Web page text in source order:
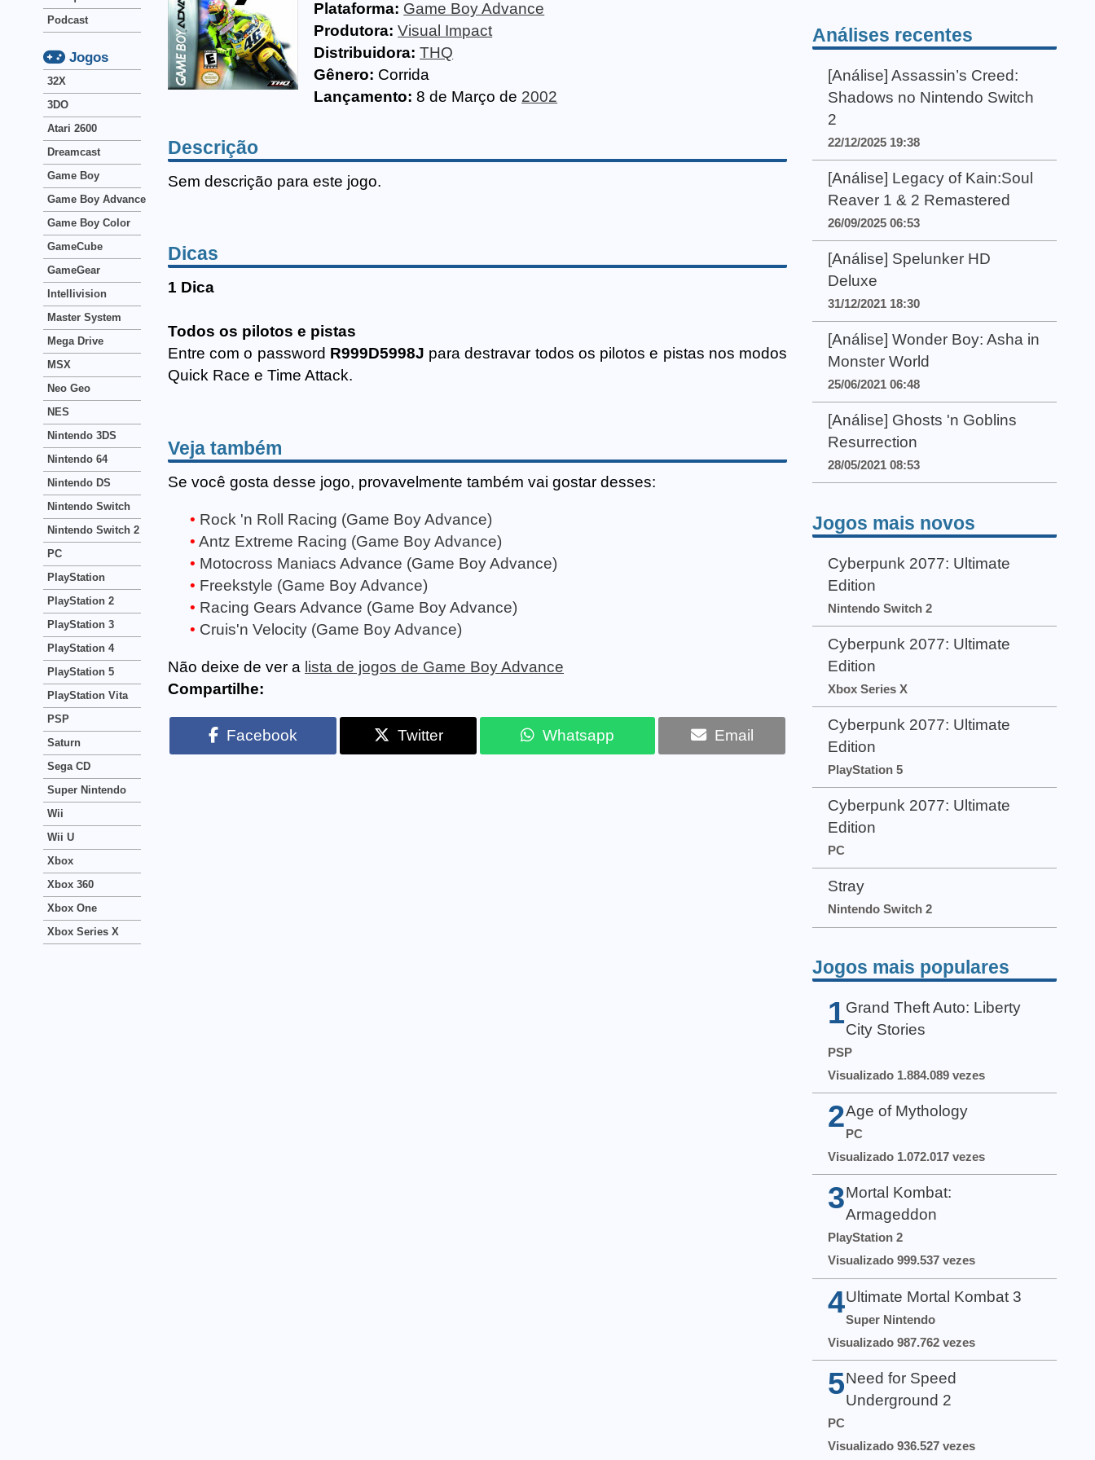
Plataforma: Game Boy Advance
Produtora: Visual Impact
Distribuidora: THQ
Gênero: Corrida
Lançamento: 8 de Março de 2002
Descrição
Sem descrição para este jogo.
Dicas
1 Dica
Todos os pilotos e pistas
Entre com o password R999D5998J para destravar todos os pilotos e pistas nos modos
Quick Race e Time Attack.
Veja também
Se você gosta desse jogo, provavelmente também vai gostar desses:
Rock 'n Roll Racing (Game Boy Advance)
Antz Extreme Racing (Game Boy Advance)
Motocross Maniacs Advance (Game Boy Advance)
Freekstyle (Game Boy Advance)
Racing Gears Advance (Game Boy Advance)
Cruis'n Velocity (Game Boy Advance)
Não deixe de ver a lista de jogos de Game Boy Advance
Compartilhe:
Facebook Twitter Whatsapp Email
Podcast
Jogos
32X
3DO
Atari 2600
Dreamcast
Game Boy
Game Boy Advance
Game Boy Color
GameCube
GameGear
Intellivision
Master System
Mega Drive
MSX
Neo Geo
NES
Nintendo 3DS
Nintendo 64
Nintendo DS
Nintendo Switch
Nintendo Switch 2
PC
PlayStation
PlayStation 2
PlayStation 3
PlayStation 4
PlayStation 5
PlayStation Vita
PSP
Saturn
Sega CD
Super Nintendo
Wii
Wii U
Xbox
Xbox 360
Xbox One
Xbox Series X
Análises recentes
[Análise] Assassin’s Creed:
Shadows no Nintendo Switch
2
22/12/2025 19:38
[Análise] Legacy of Kain:Soul
Reaver 1 & 2 Remastered
26/09/2025 06:53
[Análise] Spelunker HD
Deluxe
31/12/2021 18:30
[Análise] Wonder Boy: Asha in
Monster World
25/06/2021 06:48
[Análise] Ghosts 'n Goblins
Resurrection
28/05/2021 08:53
Jogos mais novos
Cyberpunk 2077: Ultimate
Edition
Nintendo Switch 2
Cyberpunk 2077: Ultimate
Edition
Xbox Series X
Cyberpunk 2077: Ultimate
Edition
PlayStation 5
Cyberpunk 2077: Ultimate
Edition
PC
Stray
Nintendo Switch 2
Jogos mais populares
1 Grand Theft Auto: Liberty
City Stories
PSP
Visualizado 1.884.089 vezes
2Age of Mythology
PC
Visualizado 1.072.017 vezes
3 Mortal Kombat:
Armageddon
PlayStation 2
Visualizado 999.537 vezes
4 Ultimate Mortal Kombat 3
Super Nintendo
Visualizado 987.762 vezes
5 Need for Speed
Underground 2
PC
Visualizado 936.527 vezes